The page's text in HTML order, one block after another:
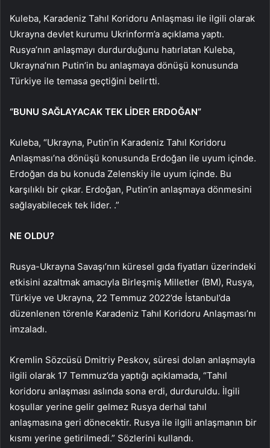
Kuleba, Karadeniz Tahıl Koridoru Anlaşması ile ilgili olarak
Ukrayna devlet kurumu Ukrinform’a açıklama yaptı.
Rusya’nın anlaşmayı durdurduğunu hatırlatan Kuleba,
Ukrayna’nın Putin’in bu anlaşmaya dönüşü konusunda
Türkiye ile temasa geçtiğini belirtti.
“BUNU SAĞLAYACAK TEK LİDER ERDOĞAN”
Kuleba, “Ukrayna, Putin’in Karadeniz Tahıl Koridoru
Anlaşması’na dönüşü konusunda Erdoğan ile uyum içinde.
Erdoğan da bu konuda Zelenskiy ile uyum içinde. Bu
karşılıklı bir çıkar. Erdoğan, Putin’in anlaşmaya dönmesini
sağlayabilecek tek lider. .”
NE OLDU?
Rusya-Ukrayna Savaşı’nın küresel gıda fiyatları üzerindeki
etkisini azaltmak amacıyla Birleşmiş Milletler (BM), Rusya,
Türkiye ve Ukrayna, 22 Temmuz 2022’de İstanbul’da
düzenlenen törenle Karadeniz Tahıl Koridoru Anlaşması’nı
imzaladı.
Kremlin Sözcüsü Dmitriy Peskov, süresi dolan anlaşmayla
ilgili olarak 17 Temmuz’da yaptığı açıklamada, “Tahıl
koridoru anlaşması aslında sona erdi, durduruldu. İlgili
koşullar yerine gelir gelmez Rusya derhal tahıl
anlaşmasına geri dönecektir. Rusya ile ilgili anlaşmanın bir
kısmı yerine getirilmedi.” Sözlerini kullandı.